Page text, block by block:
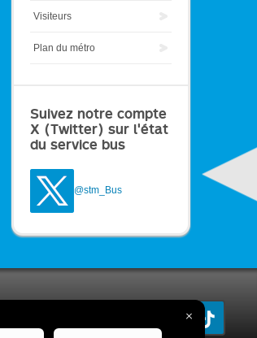
Visiteurs
Plan du métro
Suivez notre compte
X (Twitter) sur l'état
du service bus
@stm_Bus